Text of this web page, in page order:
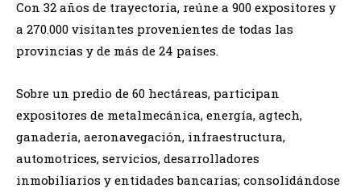
Con 32 años de trayectoria, reúne a 900 expositores y
a 270.000 visitantes provenientes de todas las
provincias y de más de 24 países.
Sobre un predio de 60 hectáreas, participan
expositores de metalmecánica, energía, agtech,
ganadería, aeronavegación, infraestructura,
automotrices, servicios, desarrolladores
inmobiliarios y entidades bancarias; consolidándose